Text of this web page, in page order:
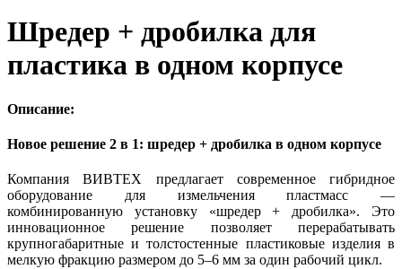
Шредер + дробилка для
пластика в одном корпусе
Описание:
Новое решение 2 в 1: шредер + дробилка в одном корпусе
Компания ВИВТЕХ предлагает современное гибридное
оборудование для измельчения пластмасс —
комбинированную установку «шредер + дробилка». Это
инновационное решение позволяет перерабатывать
крупногабаритные и толстостенные пластиковые изделия в
мелкую фракцию размером до 5–6 мм за один рабочий цикл.